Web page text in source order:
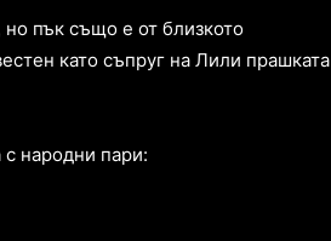
пък също е от близкото
като съпруг на Лили прашката
народни пари: